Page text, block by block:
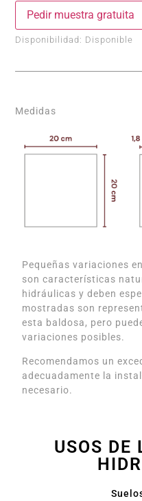
Pedir muestra gratuita
Disponibilidad: Disponible
Medidas
Pequeñas variaciones
son características
hidráulicas y deben
mostradas son
esta baldosa, pero
variaciones posibles.
Recomendamos un
adecuadamente la
necesario.
USOS DE